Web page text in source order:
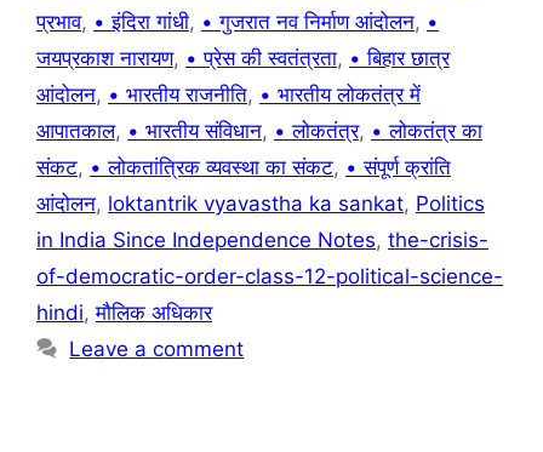
प्रभाव, • इंदिरा गांधी, • गुजरात नव निर्माण आंदोलन, •
जयप्रकाश नारायण, • प्रेस की स्वतंत्रता, • बिहार छात्र
आंदोलन, • भारतीय राजनीति, • भारतीय लोकतंत्र में
आपातकाल, • भारतीय संविधान, • लोकतंत्र, • लोकतंत्र का
संकट, • लोकतांत्रिक व्यवस्था का संकट, • संपूर्ण क्रांति
आंदोलन, loktantrik vyavastha ka sankat, Politics
in India Since Independence Notes, the-crisis-
of-democratic-order-class-12-political-science-
hindi,मौलिक अधिकार
Leave a comment